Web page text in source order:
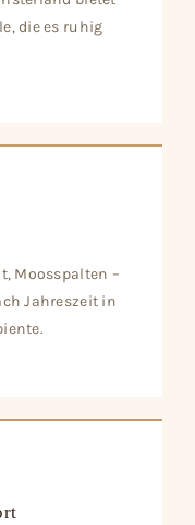
die es ruhig
Moosspalten –
Jahreszeit in